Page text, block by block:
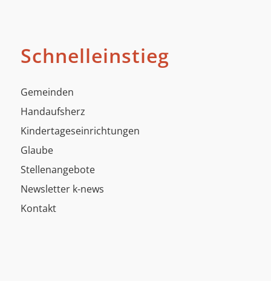
Schnelleinstieg
Gemeinden
Handaufsherz
Kindertageseinrichtungen
Glaube
Stellenangebote
Newsletter k-news
Kontakt